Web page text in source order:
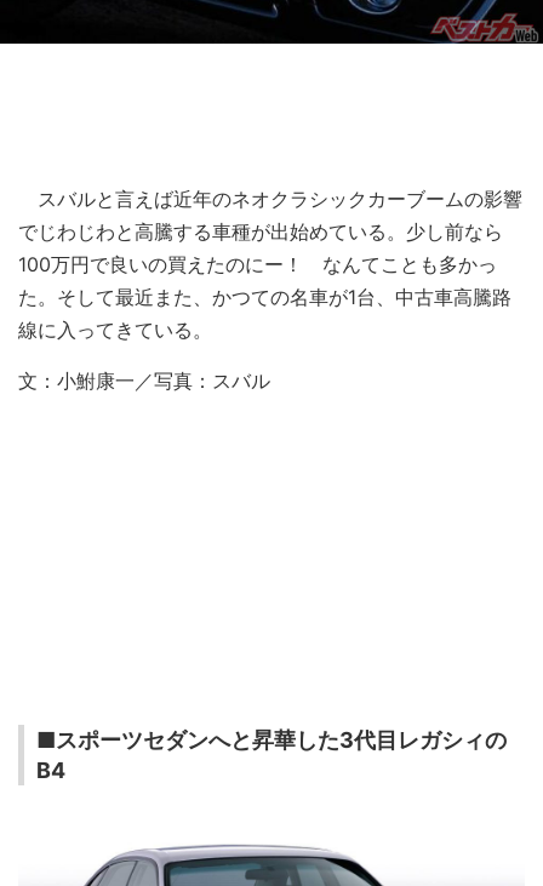
スバルと言えば近年のネオクラシックカーブームの影響
でじわじわと高騰する車種が出始めている。少し前なら
100万円で良いの買えたのにー！ なんてことも多かっ
た。そして最近また、かつての名車が1台、中古車高騰路
線に入ってきている。
文：小鮒康一／写真：スバル
■スポーツセダンへと昇華した3代目レガシィの
B4